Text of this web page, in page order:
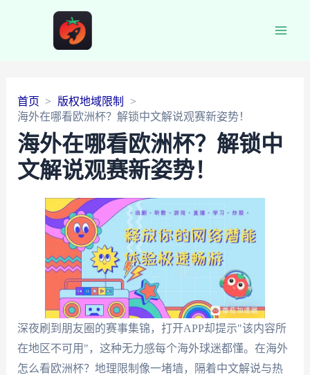
首页
版权地域限制
海外在哪看欧洲杯？解锁中文解说观赛新姿势！
海外在哪看欧洲杯？解锁中
文解说观赛新姿势！
深夜刷到朋友圈的赛事集锦，打开APP却提示"该内容所
在地区不可用"，这种无力感每个海外球迷都懂。在海外
怎么看欧洲杯？地理限制像一堵墙，隔着中文解说与热